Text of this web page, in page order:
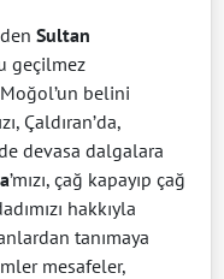
Sultan
geçilmez
Moğol’un belini
Çaldıran’da,
devasa dalgalara
’mızı, çağ kapayıp çağ
hakkıyla
tanımaya
mesafeler,